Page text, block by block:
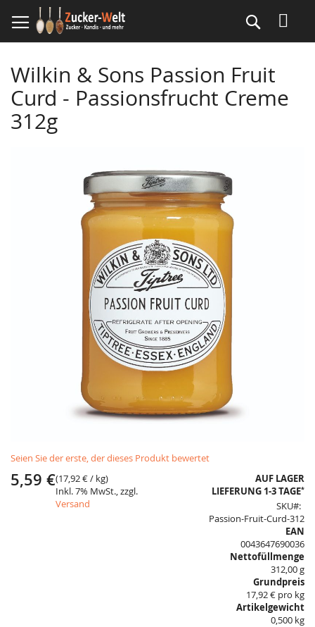
zum
Inhalt
Suche
Wilkin & Sons Passion Fruit
Curd - Passionsfrucht Creme
312g
to
the
beginning
Seien Sie der erste, der dieses Produkt bewertet
5,59 €(17,92 €/ kg)
Inkl. 7% MwSt., zzgl.
Versand
AUF LAGER
LIEFERUNG 1-3 TAGE*
SKU
Passion-Fruit-Curd-312
EAN
0043647690036
Nettofüllmenge
312,00 g
Grundpreis
17,92 € pro kg
Artikelgewicht
0,500 kg